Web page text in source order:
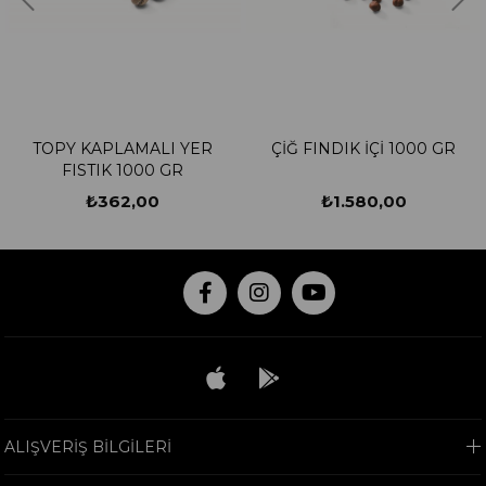
TOPY KAPLAMALI YER
FISTIK 1000 GR
₺362,00
ÇİĞ FINDIK İÇİ 1000 GR
₺1.580,00
ALIŞVERİŞ BİLGİLERİ